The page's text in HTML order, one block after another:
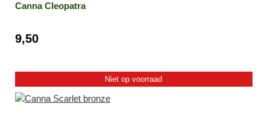
Canna Cleopatra
9,50
Niet op voorraad